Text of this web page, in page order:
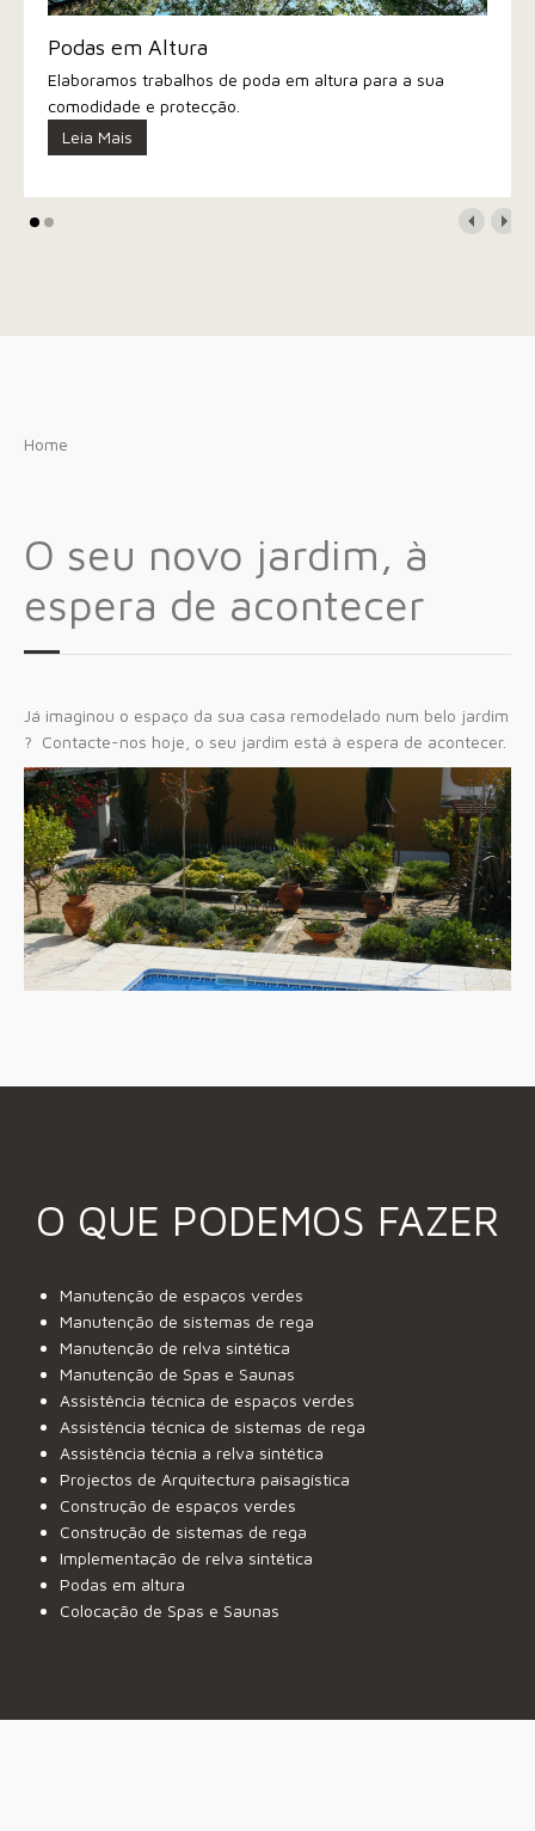
Podas em Altura
Elaboramos trabalhos de poda em altura para a sua
comodidade e protecção.
Leia Mais
Home
O seu novo jardim, à
espera de acontecer
Já imaginou o espaço da sua casa remodelado num belo jardim
? Contacte-nos hoje, o seu jardim está à espera de acontecer.
O QUE PODEMOS FAZER
Manutenção de espaços verdes
Manutenção de sistemas de rega
Manutenção de relva sintética
Manutenção de Spas e Saunas
Assistência técnica de espaços verdes
Assistência técnica de sistemas de rega
Assistência técnia a relva sintética
Projectos de Arquitectura paisagística
Construção de espaços verdes
Construção de sistemas de rega
Implementação de relva sintética
Podas em altura
Colocação de Spas e Saunas